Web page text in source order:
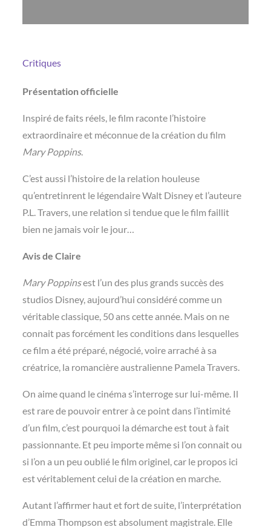
Critiques
Présentation officielle
Inspiré de faits réels, le film raconte l’histoire
extraordinaire et méconnue de la création du film
Mary Poppins.
C’est aussi l’histoire de la relation houleuse
qu’entretinrent le légendaire Walt Disney et l’auteure
P.L. Travers, une relation si tendue que le film faillit
bien ne jamais voir le jour…
Avis de Claire
Mary Poppinsest l’un des plus grands succès des
studios Disney, aujourd’hui considéré comme un
véritable classique, 50 ans cette année. Mais on ne
connait pas forcément les conditions dans lesquelles
ce film a été préparé, négocié, voire arraché à sa
créatrice, la romancière australienne Pamela Travers.
On aime quand le cinéma s’interroge sur lui-même. Il
est rare de pouvoir entrer à ce point dans l’intimité
d’un film, c’est pourquoi la démarche est tout à fait
passionnante. Et peu importe même si l’on connait ou
si l’on a un peu oublié le film originel, car le propos ici
est véritablement celui de la création en marche.
Autant l’affirmer haut et fort de suite, l’interprétation
d’Emma Thompson est absolument magistrale. Elle